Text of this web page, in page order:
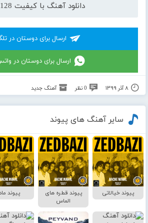
دانلود آهنگ با کیفیت 128
ارسال برای دوستان در
ارسال برای دوستان در
۸ آذر ۱۳۹۹ 0 نظر آهنگ جدید
سایر آهنگ های پیوند
پیوند خیالاتی
پیوند قطره های
الماس
پیوند